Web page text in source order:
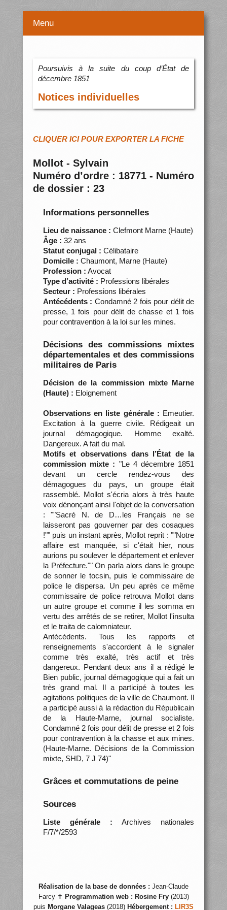
Menu
Poursuivis à la suite du coup d’État de
décembre 1851
Notices individuelles
CLIQUER ICI POUR EXPORTER LA FICHE
Mollot - Sylvain
Numéro d’ordre : 18771 - Numéro
de dossier : 23
Informations personnelles
Lieu de naissance : Clefmont Marne (Haute)
Âge : 32 ans
Statut conjugal : Célibataire
Domicile : Chaumont, Marne (Haute)
Profession : Avocat
Type d’activité : Professions libérales
Secteur : Professions libérales
Antécédents : Condamné 2 fois pour délit de
presse, 1 fois pour délit de chasse et 1 fois
pour contravention à la loi sur les mines.
Décisions des commissions mixtes
départementales et des commissions
militaires de Paris
Décision de la commission mixte Marne
(Haute) : Eloignement
Observations en liste générale : Emeutier.
Excitation à la guerre civile. Rédigeait un
journal démagogique. Homme exalté.
Dangereux. A fait du mal.
Motifs et observations dans l’État de la
commission mixte : "Le 4 décembre 1851
devant un cercle rendez-vous des
démagogues du pays, un groupe était
rassemblé. Mollot s'écria alors à très haute
voix dénonçant ainsi l'objet de la conversation
: ""Sacré N. de D…les Français ne se
laisseront pas gouverner par des cosaques
!"" puis un instant après, Mollot reprit : ""Notre
affaire est manquée, si c'était hier, nous
aurions pu soulever le département et enlever
la Préfecture."" On parla alors dans le groupe
de sonner le tocsin, puis le commissaire de
police le dispersa. Un peu après ce même
commissaire de police retrouva Mollot dans
un autre groupe et comme il les somma en
vertu des arrêtés de se retirer, Mollot l'insulta
et le traita de calomniateur.
Antécédents. Tous les rapports et
renseignements s'accordent à le signaler
comme très exalté, très actif et très
dangereux. Pendant deux ans il a rédigé le
Bien public, journal démagogique qui a fait un
très grand mal. Il a participé à toutes les
agitations politiques de la ville de Chaumont. Il
a participé aussi à la rédaction du Républicain
de la Haute-Marne, journal socialiste.
Condamné 2 fois pour délit de presse et 2 fois
pour contravention à la chasse et aux mines.
(Haute-Marne. Décisions de la Commission
mixte, SHD, 7 J 74)"
Grâces et commutations de peine
Sources
Liste générale : Archives nationales
F/7/*/2593
Réalisation de la base de données : Jean-Claude
Farcy ✝ Programmation web : Rosine Fry(2013)
puis Morgane Valageas (2018) Hébergement : LIR3S